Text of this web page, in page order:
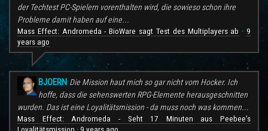
der Techtest PC-Spielern vorenthalten wird, die sowieso schon ihre
Probleme damit haben auf eine...
Mass Effect: Andromeda - BioWare sagt Test des Multiplayers ab ·9
years ago
BJOERN Die Mission haut mich so gar nicht vom Hocker. Ich
hoffe, dass die sehenswerten RPG-Elemente herausgeschnitten
wurden. Das ist eine Loyalitätsmission - da muss noch was kommen...
Mass Effect: Andromeda - Seht 17 Minuten aus Peebee's